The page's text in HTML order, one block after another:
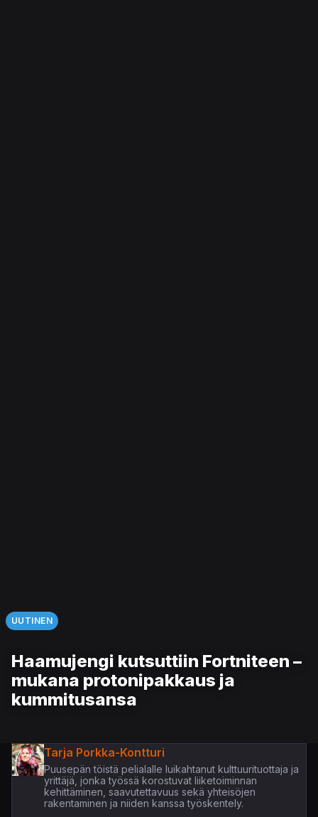
UUTINEN
Haamujengi kutsuttiin Fortniteen –
mukana protonipakkaus ja
kummitusansa
Tarja Porkka-Kontturi
Puusepän töistä pelialalle luikahtanut kulttuurituottaja ja
yrittäjä, jonka työssä korostuvat liiketoiminnan
kehittäminen, saavutettavuus sekä yhteisöjen
rakentaminen ja niiden kanssa työskentely.